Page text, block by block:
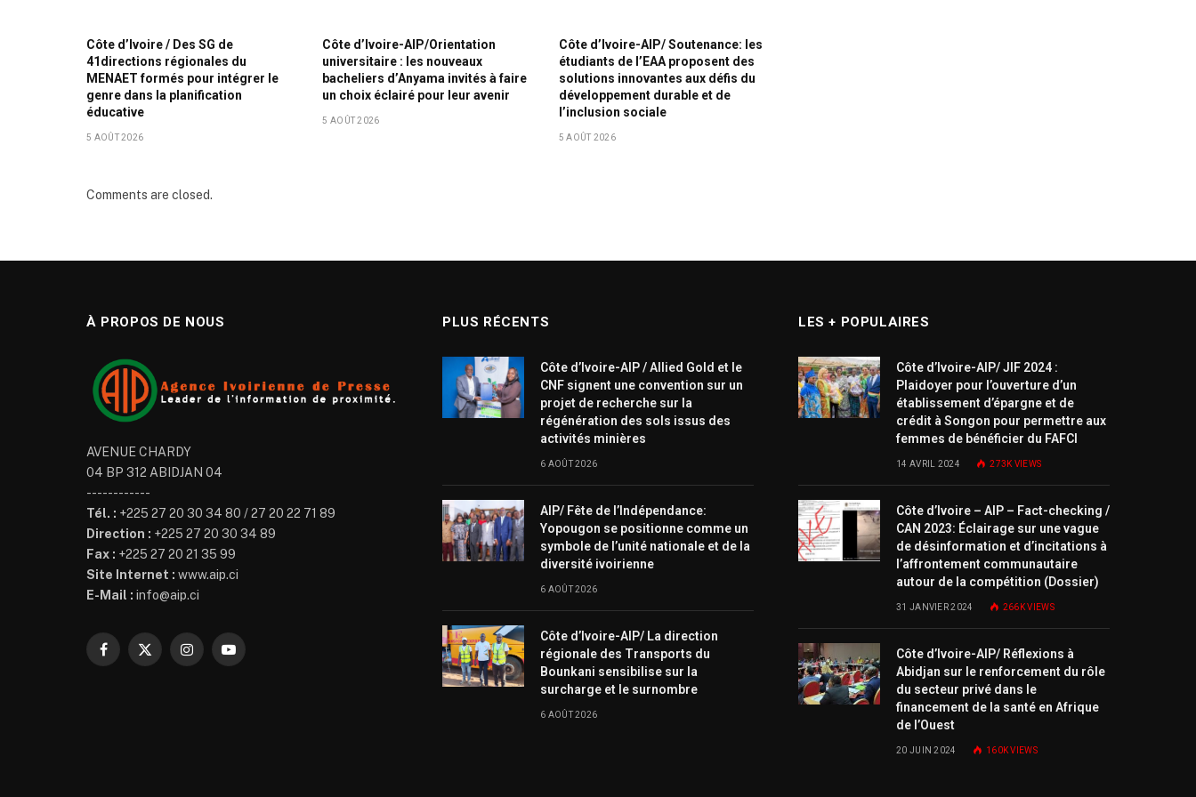
Côte d’Ivoire / Des SG de
41directions régionales du
MENAET formés pour intégrer le
genre dans la planification
éducative
5 AOÛT 2026
Côte d’Ivoire-AIP/Orientation
universitaire : les nouveaux
bacheliers d’Anyama invités à faire
un choix éclairé pour leur avenir
5 AOÛT 2026
Côte d’Ivoire-AIP/ Soutenance: les
étudiants de l’EAA proposent des
solutions innovantes aux défis du
développement durable et de
l’inclusion sociale
5 AOÛT 2026
Comments are closed.
À PROPOS DE NOUS
AVENUE CHARDY
04 BP 312 ABIDJAN 04
------------
Tél. : +225 27 20 30 34 80 / 27 20 22 71 89
Direction : +225 27 20 30 34 89
Fax : +225 27 20 21 35 99
Site Internet : www.aip.ci
E-Mail : info@aip.ci
Facebook
X
InstagramYouTube
PLUS RÉCENTS
Côte d’Ivoire-AIP / Allied Gold et le
CNF signent une convention sur un
projet de recherche sur la
régénération des sols issus des
activités minières
6 AOÛT 2026
AIP/ Fête de l’Indépendance:
Yopougon se positionne comme un
symbole de l’unité nationale et de la
diversité ivoirienne
6 AOÛT 2026
Côte d’Ivoire-AIP/ La direction
régionale des Transports du
Bounkani sensibilise sur la
surcharge et le surnombre
6 AOÛT 2026
LES + POPULAIRES
Côte d’Ivoire-AIP/ JIF 2024 :
Plaidoyer pour l’ouverture d’un
établissement d’épargne et de
crédit à Songon pour permettre aux
femmes de bénéficier du FAFCI
14 AVRIL 2024 273K VIEWS
Côte d’Ivoire – AIP – Fact-checking /
CAN 2023: Éclairage sur une vague
de désinformation et d’incitations à
l’affrontement communautaire
autour de la compétition (Dossier)
31 JANVIER 2024 266KVIEWS
Côte d’Ivoire-AIP/ Réflexions à
Abidjan sur le renforcement du rôle
du secteur privé dans le
financement de la santé en Afrique
de l’Ouest
20 JUIN 2024 160KVIEWS